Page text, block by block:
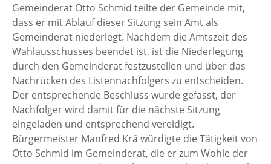
Gemeinderat Otto Schmid teilte der Gemeinde mit,
dass er mit Ablauf dieser Sitzung sein Amt als
Gemeinderat niederlegt. Nachdem die Amtszeit des
Wahlausschusses beendet ist, ist die Niederlegung
durch den Gemeinderat festzustellen und über das
Nachrücken des Listennachfolgers zu entscheiden.
Der entsprechende Beschluss wurde gefasst, der
Nachfolger wird damit für die nächste Sitzung
eingeladen und entsprechend vereidigt.
Bürgermeister Manfred Krä würdigte die Tätigkeit von
Otto Schmid im Gemeinderat, die er zum Wohle der